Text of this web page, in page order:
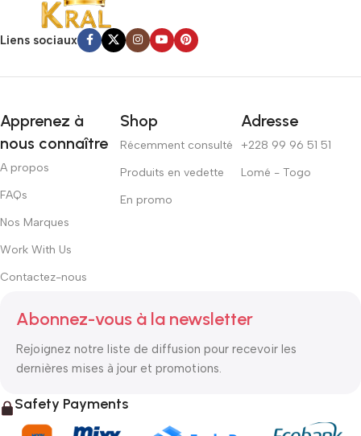
Liens sociaux
Apprenez à
nous connaître
A propos
FAQs
Nos Marques
Work With Us
Contactez-nous
Shop
Récemment consulté
Produits en vedette
En promo
Adresse
+228 99 96 51 51
Lomé - Togo
Abonnez-vous à la newsletter
Rejoignez notre liste de diffusion pour recevoir les
dernières mises à jour et promotions.
Safety Payments